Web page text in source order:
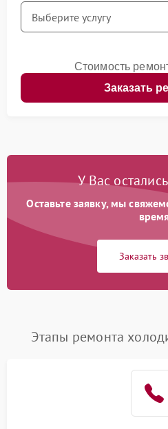
Заказать
Стоимость
У Вас
Оставьте заявку, мы
Заказать
Этапы ремонта